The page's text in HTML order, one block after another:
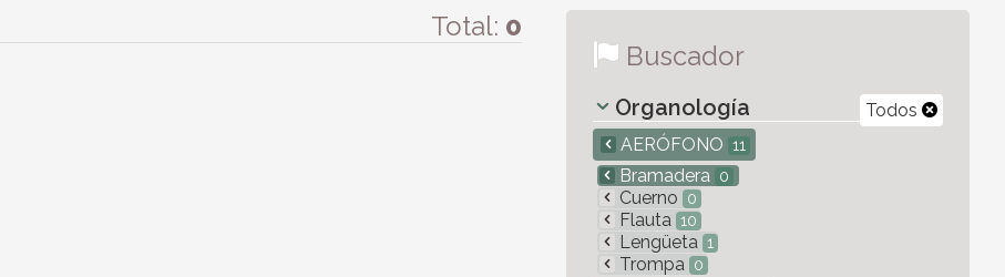
Total: 0
Buscador
Todos
Organología
AERÓFONO 11
Bramadera 0
Cuerno 0
Flauta 10
Lengüeta 1
Trompa 0